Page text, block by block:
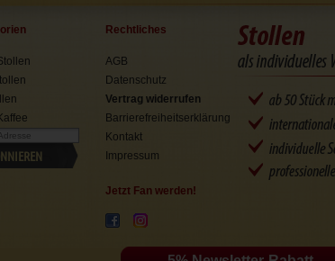
Rechtliches
AGB
Datenschutz
Vertrag widerrufen
Barrierefreiheitserklärung
Kontakt
Impressum
Jetzt Fan werden!